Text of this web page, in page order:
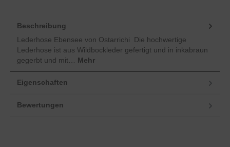
Beschreibung
Lederhose Ebensee von Ostarrichi Die hochwertige
Lederhose ist aus Wildbockleder gefertigt und in inkabraun
gegerbt und mit… Mehr
Eigenschaften
Bewertungen